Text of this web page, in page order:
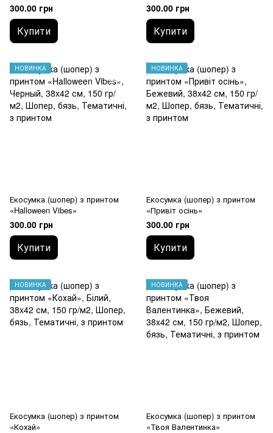
300.00 грн
Купити
300.00 грн
Купити
НОВИНКА
Екосумка (шопер) з принтом
«Halloween Vibes»
300.00 грн
Купити
НОВИНКА
Екосумка (шопер) з принтом
«Привіт осінь»
300.00 грн
Купити
НОВИНКА
Екосумка (шопер) з принтом
«Кохай»
НОВИНКА
Екосумка (шопер) з принтом
«Твоя Валентинка»